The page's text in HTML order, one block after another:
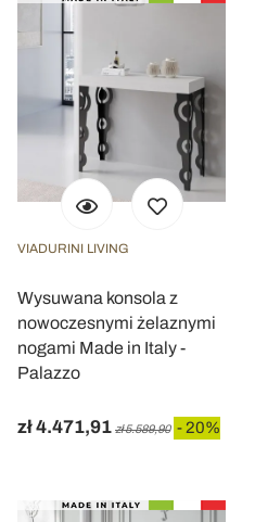
VIADURINI LIVING
Wysuwana konsola z
nowoczesnymi żelaznymi
nogami Made in Italy -
Palazzo
zł 4.471,91 zł 5.589,90 - 20%